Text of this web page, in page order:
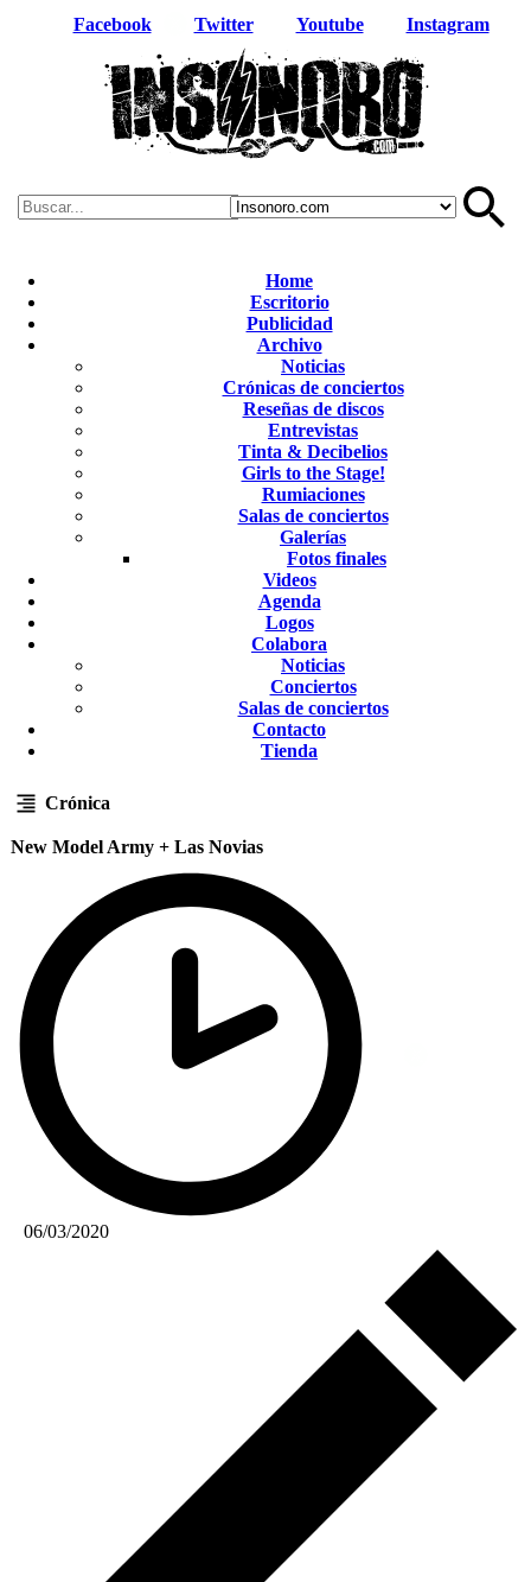
Facebook Twitter Youtube Instagram
Home
Escritorio
Publicidad
Archivo
Noticias
Crónicas de conciertos
Reseñas de discos
Entrevistas
Tinta & Decibelios
Girls to the Stage!
Rumiaciones
Salas de conciertos
Galerías
Fotos finales
Videos
Agenda
Logos
Colabora
Noticias
Conciertos
Salas de conciertos
Contacto
Tienda
Crónica
New Model Army + Las Novias
06/03/2020